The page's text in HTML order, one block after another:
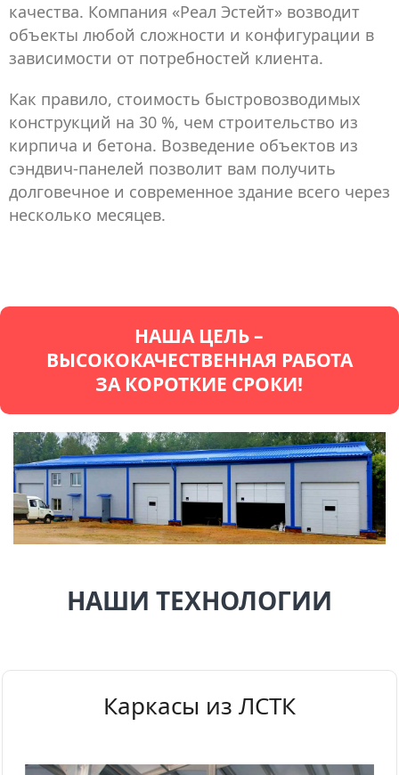
качества. Компания «Реал Эстейт» возводит
объекты любой сложности и конфигурации в
зависимости от потребностей клиента.
Как правило, стоимость быстровозводимых
конструкций на 30 %, чем строительство из
кирпича и бетона. Возведение объектов из
сэндвич-панелей позволит вам получить
долговечное и современное здание всего через
несколько месяцев.
НАША ЦЕЛЬ –
ВЫСОКОКАЧЕСТВЕННАЯ РАБОТА
ЗА КОРОТКИЕ СРОКИ!
НАШИ ТЕХНОЛОГИИ
Каркасы из ЛСТК